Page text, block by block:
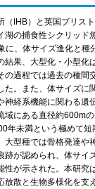
（IHB）と英国ブリス
湖の捕食性シクリッド
に、体サイズ進化と種
結果、大型化・小型化
の過程では過去の種間
た。また、体サイズに
神経系機能に関わる遺
域にある直径約600m
年未満という極めて短
大型種では骨格発達や
跡が認められ、体サイ
性が示された。本研究
放散と生物多様化を支